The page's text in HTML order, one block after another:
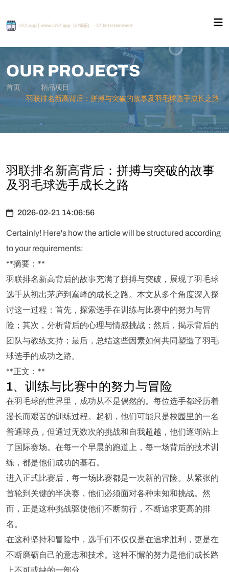
OUR PROJECTS
首页
精品项目
羽联排名新高背后：拼搏与突破的故事及羽毛球选手成长之路
羽联排名新高背后：拼搏与突破的故事
及羽毛球选手成长之路
2026-02-21 14:06:56
Certainly! Here's how the article will be structured according
to your requirements:
**摘要：**
羽联排名新高背后的故事充满了拼搏与突破，展现了羽毛球
选手从初出茅庐到巅峰的成长之路。本文从多个角度深入探
讨这一过程：首先，探索选手在训练与比赛中的努力与冒
险；其次，分析背后的心理与情感挑战；然后，揭示背后的
团队与教练支持；最后，总结这些因素如何共同塑造了羽毛
球选手的成功之路。
**正文：**
1、训练与比赛中的努力与冒险
在羽毛球的世界里，成功从不是偶然的。每位选手都经历着
漫长而艰苦的训练过程。起初，他们可能只是校园里的一名
普通球员，但通过无数次的挑战和自我超越，他们逐渐站上
了国际赛场。在每一个早晨的跑道上，每一场背后的技术训
练，都是他们成功的基石。
进入正式比赛后，每一场比赛都是一次新的冒险。从紧张的
首轮到关键的半决赛，他们必须面对各种未知和挑战。然
而，正是这种挑战驱使他们不断前行，不断追求更高的排
名。
在这种坚持和冒险中，选手们不仅仅是在追求胜利，更是在
不断磨砺自己的意志和技术。这种不懈的努力是他们成长路
上不可或缺的一部分。